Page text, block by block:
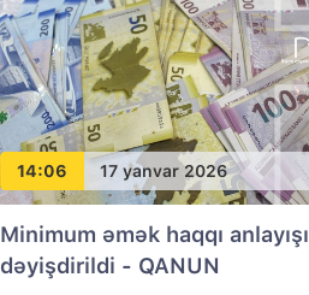
14:06 17 yanvar 2026
Minimum əmək haqqı anlayışı
dəyişdirildi - QANUN